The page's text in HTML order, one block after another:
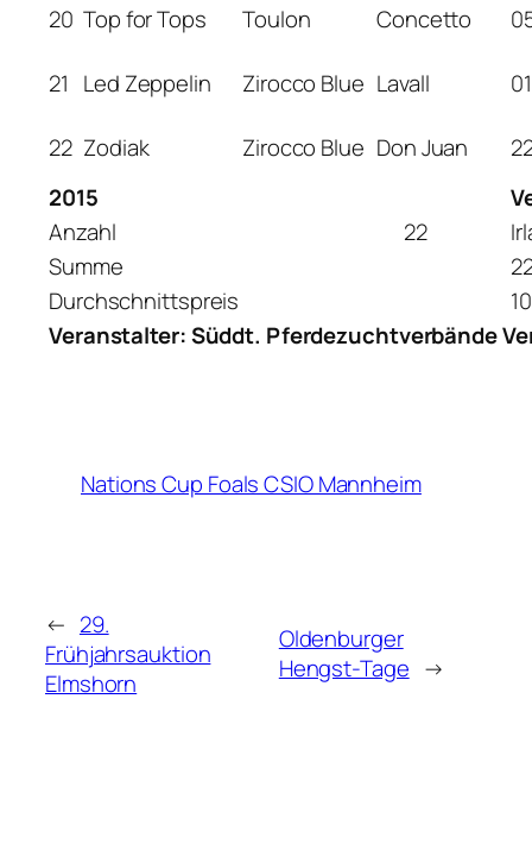
20 Top for Tops Toulon Concetto
21 Led Zeppelin Zirocco Blue Lavall
22 Zodiak Zirocco Blue Don Juan
2015
Anzahl
22
Summe
Durchschnittspreis
Veranstalter: Süddt. Pferdezuchtverbände
Nations Cup Foals CSIO Mannheim
← 29.
Frühjahrsauktion
Elmshorn
Oldenburger
Hengst-Tage →